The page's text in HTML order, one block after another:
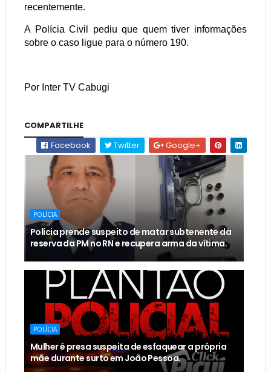
recentemente.
A Polícia Civil pediu que quem tiver informações
sobre o caso ligue para o número 190.
Por Inter TV Cabugi
COMPARTILHE
Facebook
Twitter Google+
POLÍCIA
Polícia prende suspeito de matar subtenente da
reserva da PM no RN e recupera arma da vítima.
POLÍCIA
Mulher é presa suspeita de esfaquear a própria
mãe durante surto em João Pessoa.